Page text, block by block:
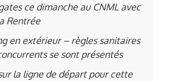
ce dimanche au CNML avec
Rentrée
en extérieur – règles sanitaires
se sont présentés
la ligne de départ pour cette